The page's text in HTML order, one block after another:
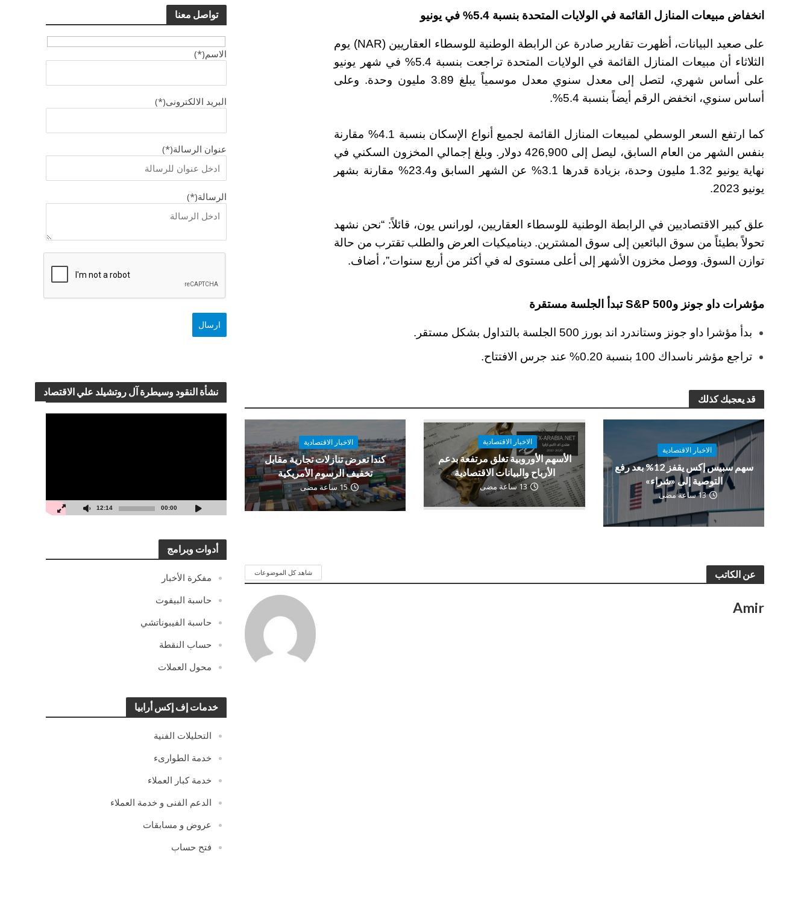
تواصل معنا
الاسم(*)
البريد الالكترونى(*)
عنوان الرسالة(*)
الرسالة(*)
نشأة النقود وسيطرة آل روتشيلد علي الاقتصاد
00:00
12:14
أدوات وبرامج
مفكرة الأخبار
حاسبة البيفوت
حاسبة الفيبوناتشي
حساب النقطة
محول العملات
خدمات إف إكس أرابيا
التحليلات الفنية
خدمة الطوارىء
خدمة كبار العملاء
الدعم الفنى و خدمة العملاء
عروض و مسابقات
فتح حساب
انخفاض مبيعات المنازل القائمة في الولايات المتحدة بنسبة 5.4% في يونيو
على صعيد البيانات، أظهرت تقارير صادرة عن الرابطة الوطنية للوسطاء العقاريين (NAR) يوم
الثلاثاء أن مبيعات المنازل القائمة في الولايات المتحدة تراجعت بنسبة 5.4% في شهر يونيو
على أساس شهري، لتصل إلى معدل سنوي معدل موسمياً يبلغ 3.89 مليون وحدة. وعلى
أساس سنوي، انخفض الرقم أيضاً بنسبة 5.4%.
كما ارتفع السعر الوسطي لمبيعات المنازل القائمة لجميع أنواع الإسكان بنسبة 4.1% مقارنة
بنفس الشهر من العام السابق، ليصل إلى 426,900 دولار. وبلغ إجمالي المخزون السكني في
نهاية يونيو 1.32 مليون وحدة، بزيادة قدرها 3.1% عن الشهر السابق و23.4% مقارنة بشهر
يونيو 2023.
علق كبير الاقتصاديين في الرابطة الوطنية للوسطاء العقاريين، لورانس يون، قائلاً: “نحن نشهد
تحولاً بطيئاً من سوق البائعين إلى سوق المشترين. ديناميكيات العرض والطلب تقترب من حالة
توازن السوق. ووصل مخزون الأشهر إلى أعلى مستوى له في أكثر من أربع سنوات”، أضاف.
مؤشرات داو جونز وS&P 500 تبدأ الجلسة مستقرة
بدأ مؤشرا داو جونز وستاندرد اند بورز 500 الجلسة بالتداول بشكل مستقر.
تراجع مؤشر ناسداك 100 بنسبة 0.20% عند جرس الافتتاح.
قد يعجبك كذلك
الاخبار الاقتصادية
سهم سبيس إكس يقفز 12% بعد رفع
التوصية إلى «شراء»
13 ساعة مضى
الاخبار الاقتصادية
الأسهم الأوروبية تغلق مرتفعة بدعم
الأرباح والبيانات الاقتصادية
13 ساعة مضى
الاخبار الاقتصادية
كندا تعرض تنازلات تجارية مقابل
تخفيف الرسوم الأمريكية
15 ساعة مضى
عن الكاتب شاهد كل الموضوعات
Amir